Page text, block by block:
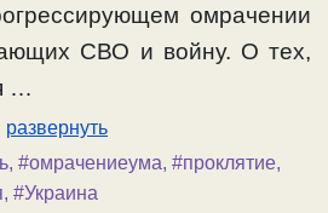
омрачении
СВО и войну. О тех,
…
развернуть
, #омрачениеума, #проклятие,
, #Украина